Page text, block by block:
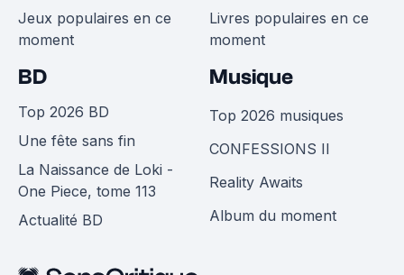
Jeux populaires en ce
moment
Livres populaires en ce
moment
BD
Top 2026 BD
Une fête sans fin
La Naissance de Loki -
One Piece, tome 113
Actualité BD
Musique
Top 2026 musiques
CONFESSIONS II
Reality Awaits
Album du moment